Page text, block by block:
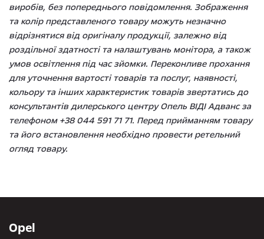
виробів, без попереднього повідомлення. Зображення
та колір представленого товару можуть незначно
відрізнятися від оригіналу продукції, залежно від
роздільної здатності та налаштувань монітора, а також
умов освітлення під час зйомки. Переконливе прохання
для уточнення вартості товарів та послуг, наявності,
кольору та інших характеристик товарів звертатись до
консультантів дилерського центру Опель ВІДІ Адванс за
телефоном +38 044 591 71 71. Перед прийманням товару
та його встановлення необхідно провести ретельний
огляд товару.
Opel